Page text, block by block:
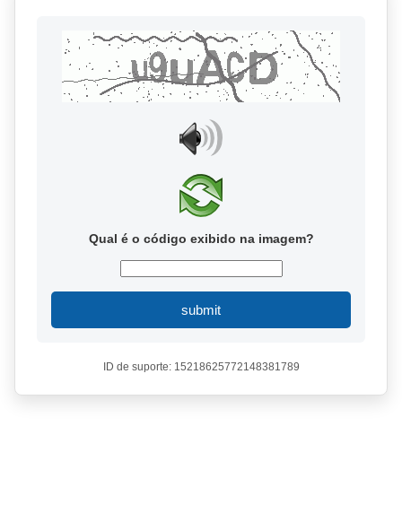
Qual é o código exibido na imagem?
submit
ID de suporte: 15218625772148381789